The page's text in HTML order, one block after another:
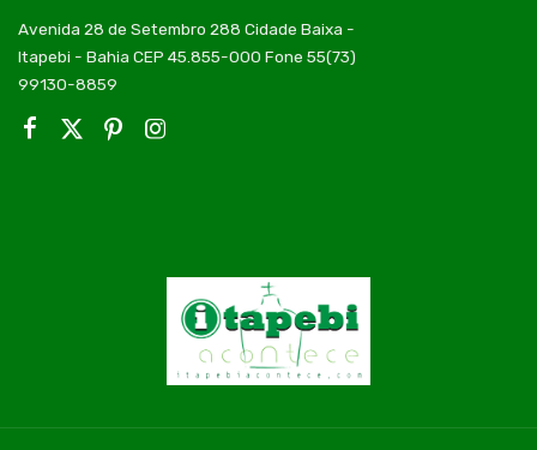
Avenida 28 de Setembro 288 Cidade Baixa -
Itapebi - Bahia CEP 45.855-000 Fone 55(73)
99130-8859